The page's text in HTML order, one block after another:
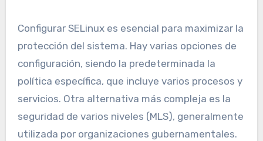
Configurar SELinux es esencial para maximizar la
protección del sistema. Hay varias opciones de
configuración, siendo la predeterminada la
política específica, que incluye varios procesos y
servicios. Otra alternativa más compleja es la
seguridad de varios niveles (MLS), generalmente
utilizada por organizaciones gubernamentales.